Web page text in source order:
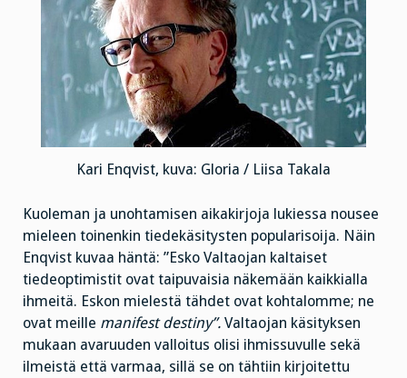
Kari Enqvist, kuva: Gloria / Liisa Takala
Kuoleman ja unohtamisen aikakirjoja lukiessa nousee
mieleen toinenkin tiedekäsitysten popularisoija. Näin
Enqvist kuvaa häntä: ”Esko Valtaojan kaltaiset
tiedeoptimistit ovat taipuvaisia näkemään kaikkialla
ihmeitä. Eskon mielestä tähdet ovat kohtalomme; ne
ovat meille manifest destiny”. Valtaojan käsityksen
mukaan avaruuden valloitus olisi ihmissuvulle sekä
ilmeistä että varmaa, sillä se on tähtiin kirjoitettu